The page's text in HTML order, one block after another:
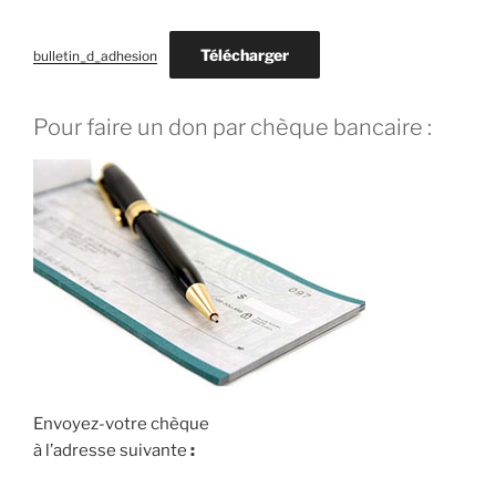
bulletin_d_adhesion Télécharger
Pour faire un don par chèque bancaire :
Envoyez-votre chèque
à l’adresse suivante :